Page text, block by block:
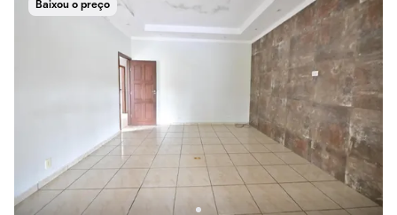
Baixou o preço